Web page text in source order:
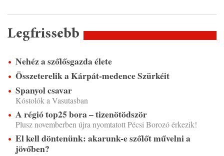
Legfrissebb
Nehéz a szőlősgazda élete
Összeterelik a Kárpát-medence Szürkéit
Spanyol csavar
Kóstolók a Vasutasban
A régió top25 bora – tizenötödször
Plusz novemberben újra nyomtatott Pécsi Borozó érkezik!
El kell döntenünk: akarunk-e szőlőt művelni a
jövőben?